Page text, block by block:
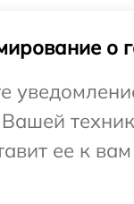
о
Вашей
ее к